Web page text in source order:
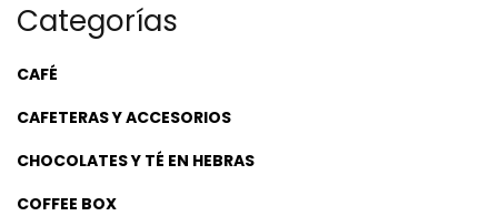
Categorías
CAFÉ
CAFETERAS Y ACCESORIOS
CHOCOLATES Y TÉ EN HEBRAS
COFFEE BOX